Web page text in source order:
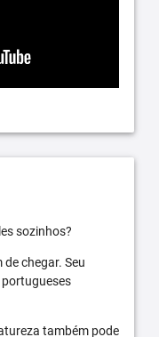
sozinhos?
chegar. Seu
também pode